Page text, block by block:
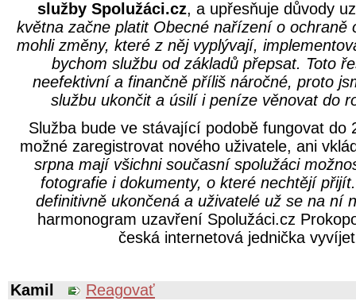
služby Spolužáci.cz, a upřesňuje důvody
května začne platit Obecné nařízení o ochraně
mohli změny, které z něj vyplývají,
bychom službu od základů přepsat. Toto
neefektivní a finančně příliš náročné, proto
službu ukončit a úsilí i peníze věnovat do
Služba bude ve stávající podobě fungovat do
možné zaregistrovat nového uživatele, ani
srpna mají všichni současní spolužáci
fotografie i dokumenty, o které nechtějí
definitivně ukončená a uživatelé už se na ní
harmonogram uzavření Spolužáci.cz
česká internetová jednička
Kamil
Reagovať